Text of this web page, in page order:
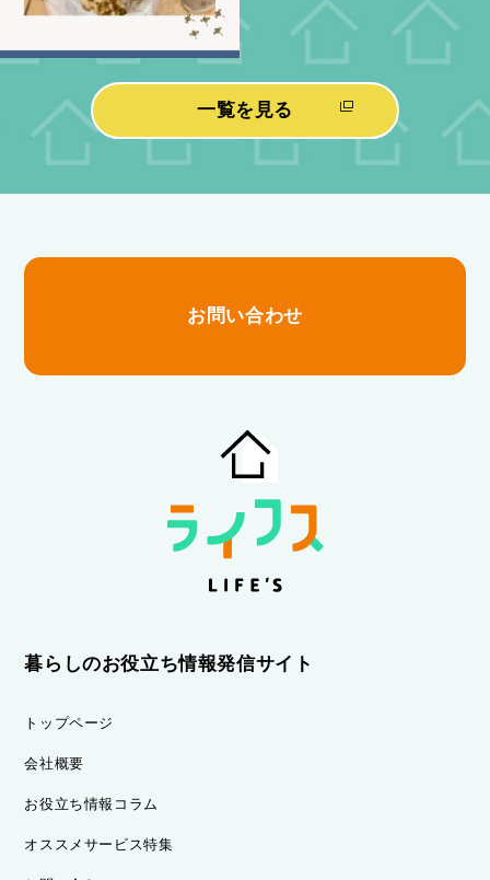
一覧を見る
お問い合わせ
暮らしのお役立ち情報発信サイト
トップページ
会社概要
お役立ち情報コラム
オススメサービス特集